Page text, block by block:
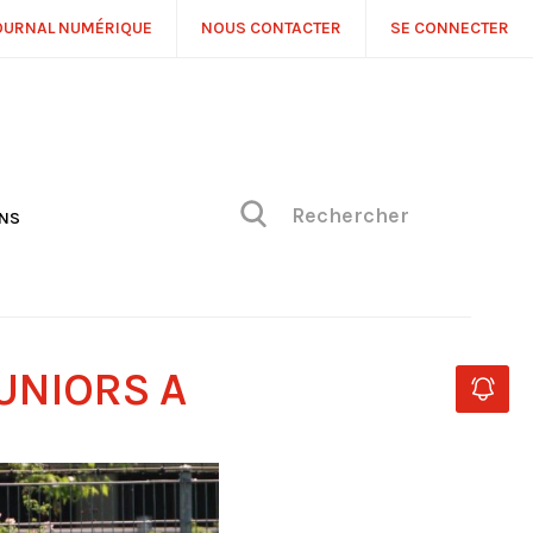
NUMÉRIQUE NOUS CONTACTER SE CONNECTER
A